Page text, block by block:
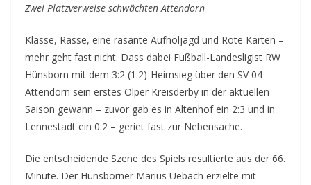
Zwei Platzverweise schwächten Attendorn
Klasse, Rasse, eine rasante Aufholjagd und Rote Karten –
mehr geht fast nicht. Dass dabei Fußball-Landesligist RW
Hünsborn mit dem 3:2 (1:2)-Heimsieg über den SV 04
Attendorn sein erstes Olper Kreisderby in der aktuellen
Saison gewann – zuvor gab es in Altenhof ein 2:3 und in
Lennestadt ein 0:2 – geriet fast zur Nebensache.
Die entscheidende Szene des Spiels resultierte aus der 66.
Minute. Der Hünsborner Marius Uebach erzielte mit